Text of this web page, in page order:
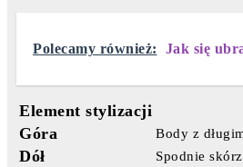
Polecamy również: Jak się
Element stylizacji
Góra
Body z
Dół Spodnie